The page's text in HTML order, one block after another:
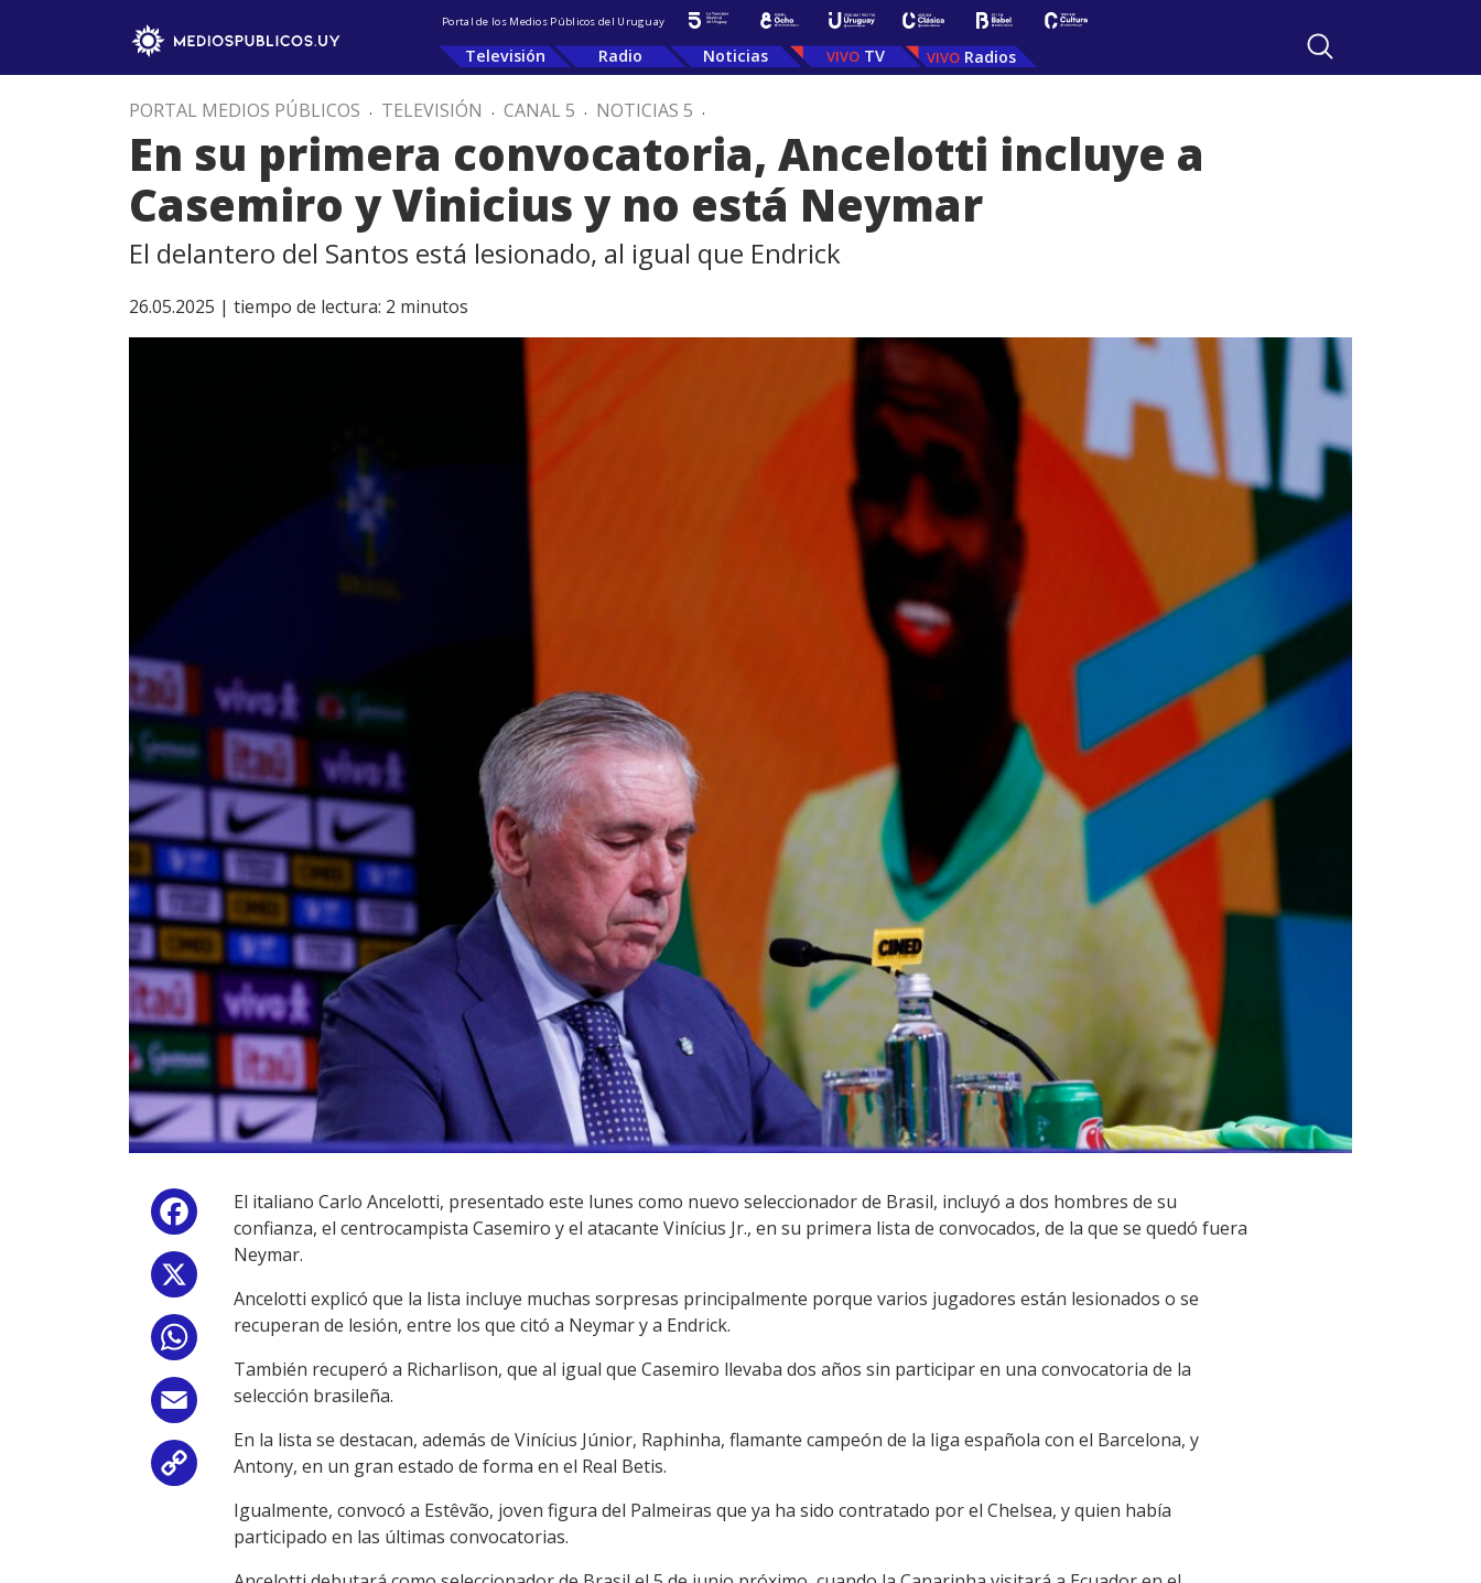
Portal de los Medios Públicos del Uruguay
Televisión Radio Noticias TV Radios
PORTAL MEDIOS PÚBLICOS . TELEVISIÓN . CANAL 5 . NOTICIAS 5 .
En su primera convocatoria, Ancelotti incluye a
Casemiro y Vinicius y no está Neymar
El delantero del Santos está lesionado, al igual que Endrick
26.05.2025 | tiempo de lectura: 2 minutos
Facebook
WhatsApp
Email
Copy
Link
El italiano Carlo Ancelotti, presentado este lunes como nuevo seleccionador de Brasil, incluyó a dos hombres de su
confianza, el centrocampista Casemiro y el atacante Vinícius Jr., en su primera lista de convocados, de la que se quedó fuera
Neymar.
Ancelotti explicó que la lista incluye muchas sorpresas principalmente porque varios jugadores están lesionados o se
recuperan de lesión, entre los que citó a Neymar y a Endrick.
También recuperó a Richarlison, que al igual que Casemiro llevaba dos años sin participar en una convocatoria de la
selección brasileña.
En la lista se destacan, además de Vinícius Júnior, Raphinha, flamante campeón de la liga española con el Barcelona, y
Antony, en un gran estado de forma en el Real Betis.
Igualmente, convocó a Estêvão, joven figura del Palmeiras que ya ha sido contratado por el Chelsea, y quien había
participado en las últimas convocatorias.